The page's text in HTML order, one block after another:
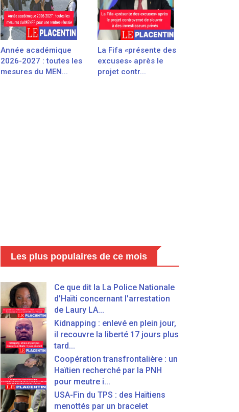
Année académique
2026-2027 : toutes les
mesures du MEN...
La Fifa «présente des
excuses» après le
projet contr...
Les plus populaires de ce mois
Ce que dit la La Police Nationale
d'Haïti concernant l'arrestation
de Laury LA...
Kidnapping : enlevé en plein jour,
il recouvre la liberté 17 jours plus
tard...
Coopération transfrontalière : un
Haïtien recherché par la PNH
pour meutre i...
USA-Fin du TPS : des Haïtiens
menottés par un bracelet